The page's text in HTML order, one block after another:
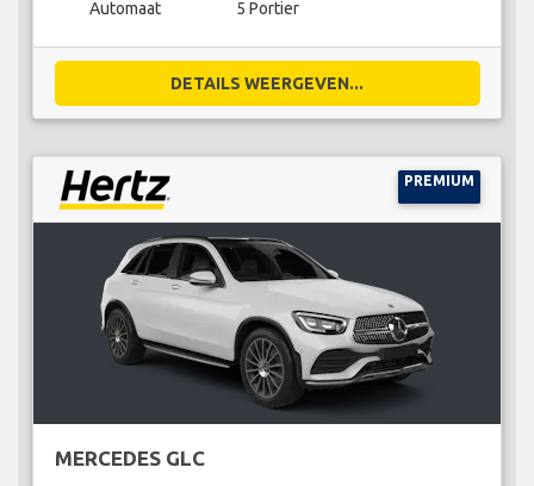
Automaat 5 Portier
DETAILS WEERGEVEN...
PREMIUM
MERCEDES GLC